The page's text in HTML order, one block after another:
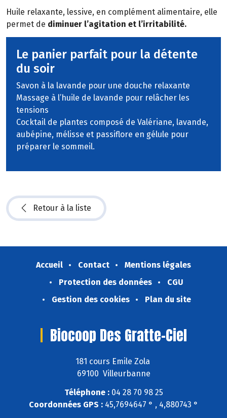
Huile relaxante, lessive, en complément alimentaire, elle
permet de diminuer l’agitation et l’irritabilité.
Le panier parfait pour la détente
du soir
Savon à la lavande pour une douche relaxante
Massage à l’huile de lavande pour relâcher les
tensions
Cocktail de plantes composé de Valériane, lavande,
aubépine, mélisse et passiflore en gélule pour
préparer le sommeil.
Retour à la liste
Accueil Contact
Mentions légales
Protection des données
CGU
Gestion des cookies
Plan du site
Biocoop Des Gratte-Ciel
181 cours Emile Zola
69100 Villeurbanne
Téléphone :04 28 70 98 25
Coordonnées GPS : 45,7694647 ° , 4,880743 °